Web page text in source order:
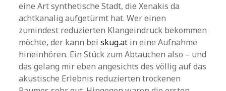
eine Art synthetische Stadt, die Xenakis da
achtkanalig aufgetürmt hat. Wer einen
zumindest reduzierten Klangeindruck bekommen
möchte, der kann beiskug.at in eine Aufnahme
hineinhören. Ein Stück zum Abtauchen also – und
das gelang mir eben angesichts des völlig auf das
akustische Erlebnis reduzierten trockenen